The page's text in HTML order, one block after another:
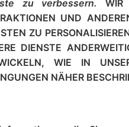
zu verbessern. WIR
UND
ZU
DIENSTE
WIE IN
NÄHER